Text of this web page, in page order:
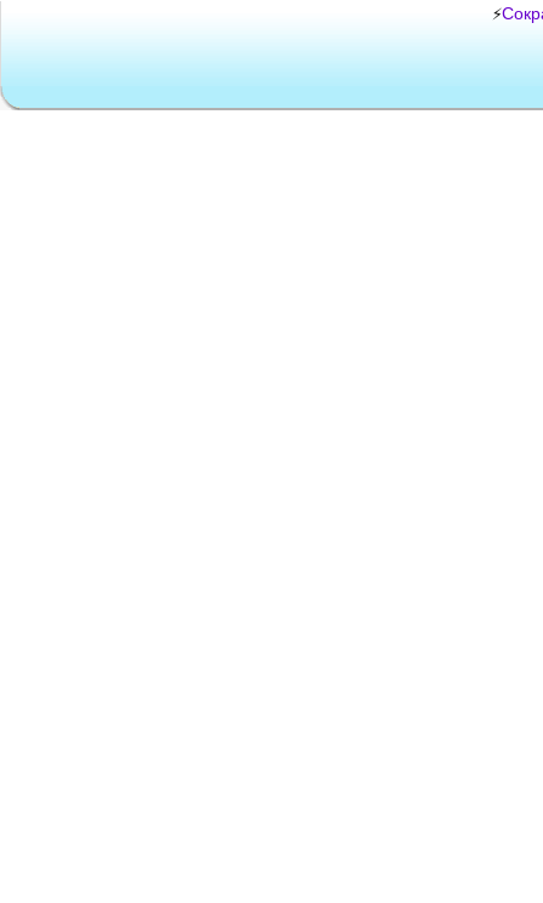
⚡